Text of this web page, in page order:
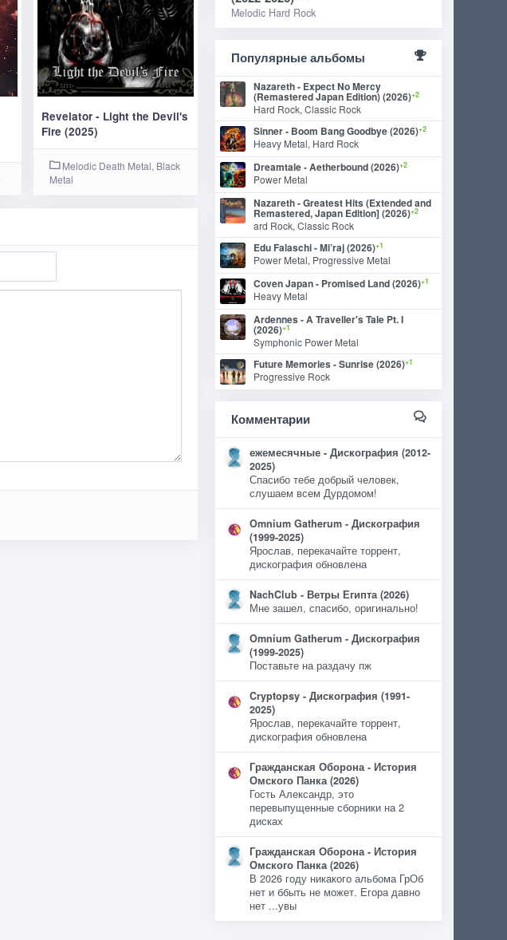
Revelator - Light the Devil's
Fire (2025)
Melodic Death Metal, Black
Metal
Melodic Hard Rock
Популярные альбомы
Nazareth - Expect No Mercy
(Remastered Japan Edition) (2026)+2
Hard Rock, Classic Rock
Sinner - Boom Bang Goodbye (2026)+2
Heavy Metal, Hard Rock
Dreamtale - Aetherbound (2026)+2
Power Metal
Nazareth - Greatest Hits (Extended and
Remastered, Japan Edition] (2026)+2
ard Rock, Classic Rock
Edu Falaschi - Mi’raj (2026)+1
Power Metal, Progressive Metal
Coven Japan - Promised Land (2026)+1
Heavy Metal
Ardennes - A Traveller's Tale Pt. I
(2026)+1
Symphonic Power Metal
Future Memories - Sunrise (2026)+1
Progressive Rock
Комментарии
ежемесячные - Дискография (2012-
2025)
Спасибо тебе добрый человек,
слушаем всем Дурдомом!
Omnium Gatherum - Дискография
(1999-2025)
Ярослав, перекачайте торрент,
дискография обновлена
NachClub - Ветры Египта (2026)
Мне зашел, спасибо, оригинально!
Omnium Gatherum - Дискография
(1999-2025)
Поставьте на раздачу пж
Cryptopsy - Дискография (1991-
2025)
Ярослав, перекачайте торрент,
дискография обновлена
Гражданская Оборона - История
Омского Панка (2026)
Гость Александр, это
перевыпущенные сборники на 2
дисках
Гражданская Оборона - История
Омского Панка (2026)
В 2026 году никакого альбома ГрОб
нет и ббыть не может. Егора давно
нет ...увы